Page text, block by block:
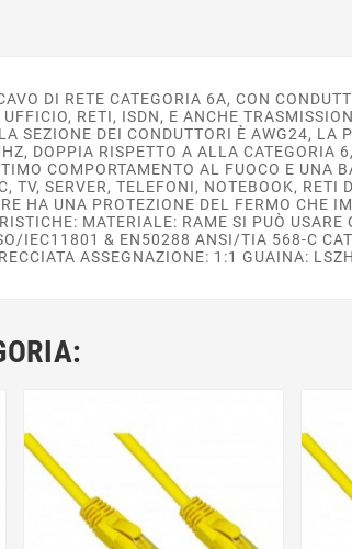
DI RETE CATEGORIA 6A, CON
RETI, ISDN, E ANCHE
SEZIONE DEI CONDUTTORI È AWG24, LA
DOPPIA RISPETTO A ALLA CATEGORIA
COMPORTAMENTO AL FUOCO E UNA
TV, SERVER, TELEFONI, NOTEBOOK,
HA UNA PROTEZIONE DEL FERMO CHE
MATERIALE: RAME SI PUÒ
IEC11801 & EN50288 ANSI/TIA 568-C
ASSEGNAZIONE: 1:1 GUAINA: